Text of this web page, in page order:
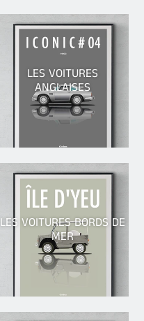
LES VOITURES
ANGLAISES
LES VOITURES BORDS DE
MER